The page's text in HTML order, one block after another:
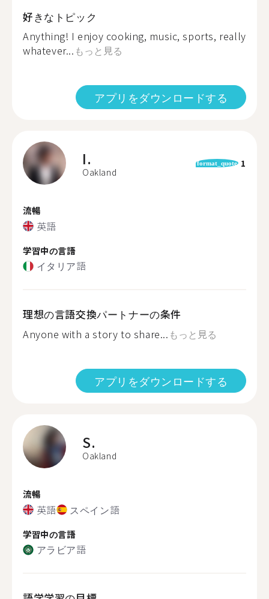
好きなトピック
Anything! I enjoy cooking, music, sports, really
whatever... もっと見る
アプリをダウンロードする
I.
Oakland
format_quote 1
流暢
英語
学習中の言語
イタリア語
理想の言語交換パートナーの条件
Anyone with a story to share... もっと見る
アプリをダウンロードする
S.
Oakland
流暢
英語 スペイン語
学習中の言語
アラビア語